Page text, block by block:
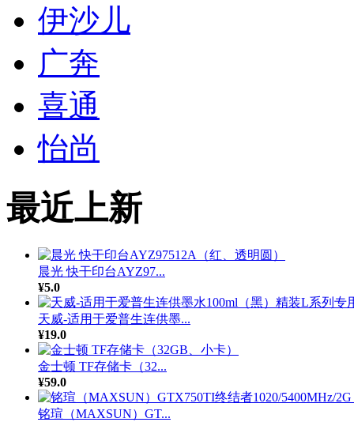
伊沙儿
广奔
喜通
怡尚
最近上新
晨光 快干印台AYZ97...
¥5.0
天威-适用于爱普生连供墨...
¥19.0
金士顿 TF存储卡（32...
¥59.0
铭瑄（MAXSUN）GT...